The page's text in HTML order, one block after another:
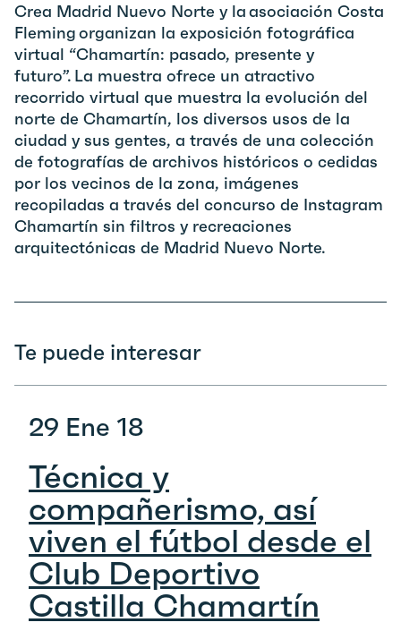
Crea Madrid Nuevo Norte y la asociación Costa
Fleming organizan la exposición fotográfica
virtual “Chamartín: pasado, presente y
futuro”. La muestra ofrece un atractivo
recorrido virtual que muestra la evolución del
norte de Chamartín, los diversos usos de la
ciudad y sus gentes, a través de una colección
de fotografías de archivos históricos o cedidas
por los vecinos de la zona, imágenes
recopiladas a través del concurso de Instagram
Chamartín sin filtros y recreaciones
arquitectónicas de Madrid Nuevo Norte.
Te puede interesar
29 Ene 18
Técnica y
compañerismo, así
viven el fútbol desde el
Club Deportivo
Castilla Chamartín